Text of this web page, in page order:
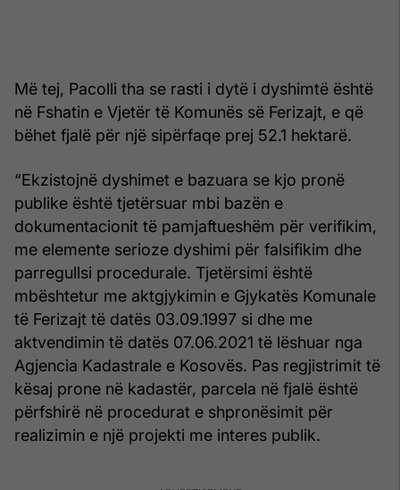
Më tej, Pacolli tha se rasti i dytë i dyshimtë është
në Fshatin e Vjetër të Komunës së Ferizajt, e që
bëhet fjalë për një sipërfaqe prej 52.1 hektarë.
“Ekzistojnë dyshimet e bazuara se kjo pronë
publike është tjetërsuar mbi bazën e
dokumentacionit të pamjaftueshëm për verifikim,
me elemente serioze dyshimi për falsifikim dhe
parregullsi procedurale. Tjetërsimi është
mbështetur me aktgjykimin e Gjykatës Komunale
të Ferizajt të datës 03.09.1997 si dhe me
aktvendimin të datës 07.06.2021 të lëshuar nga
Agjencia Kadastrale e Kosovës. Pas regjistrimit të
kësaj prone në kadastër, parcela në fjalë është
përfshirë në procedurat e shpronësimit për
realizimin e një projekti me interes publik.